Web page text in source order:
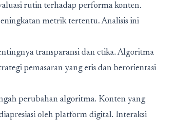
rutin terhadap performa konten.
metrik tertentu. Analisis ini
transparansi dan etika. Algoritma
pemasaran yang etis dan berorientasi
perubahan algoritma. Konten yang
oleh platform digital. Interaksi